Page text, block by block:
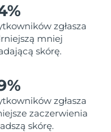
zgłasza
mniej
skórę.
zgłasza
zaczerwienia
skórę.
czas dostawy
8/18/26
czas dostawy
czas dostawy
8/12/26
czas dostawy